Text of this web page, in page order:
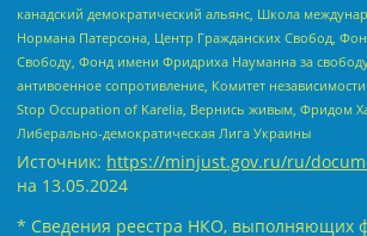
канадский демократический альянс, Школа
Нормана Патерсона, Центр Гражданских Свобод,
Свободу, Фонд имени Фридриха Науманна за
антивоенное сопротивление, Комитет
Stop Occupation of Karelia, Вернись живым, Фридом
Либерально-демократическая Лига Украины
Источник: https://minjust.gov.ru/ru/
на 13.05.2024
* Сведения реестра НКО, выполняющих